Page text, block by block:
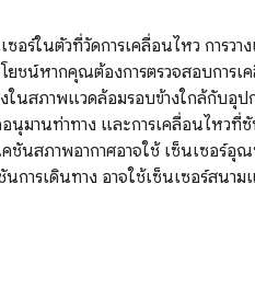
ร์ในตัวที่วัดการเคลื่อนไหว การว
ชน์หากคุณต้องการตรวจสอบการ
นสภาพแวดล้อมรอบข้างใกล้กับอุป
มานท่าทาง และการเคลื่อนไหวที่
ชันสภาพอากาศอาจใช้ เซ็นเซอร์
ารเดินทาง อาจใช้เซ็นเซอร์สนาม